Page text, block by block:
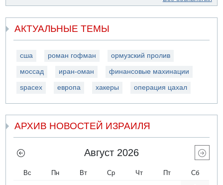
АКТУАЛЬНЫЕ ТЕМЫ
сша роман гофман ормузский пролив
моссад иран-оман финансовые махинации
spacex европа хакеры операция цахал
АРХИВ НОВОСТЕЙ ИЗРАИЛЯ
Август 2026
Вс Пн Вт Ср Чт Пт Сб